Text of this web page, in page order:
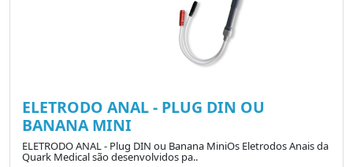
ELETRODO ANAL - PLUG DIN OU
BANANA MINI
ELETRODO ANAL - Plug DIN ou Banana MiniOs Eletrodos Anais da
Quark Medical são desenvolvidos pa..